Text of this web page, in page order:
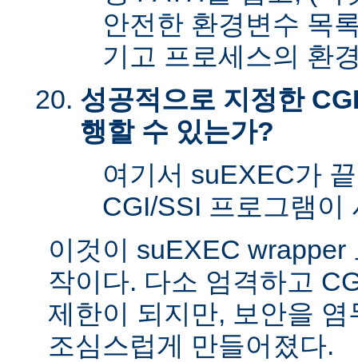
안전한 환경변수 목
기고 프로세스의 환
성공적으로 지정한
행할 수 있는가?
여기서 suEXEC가
CGI/SSI 프로그램이
이것이 suEXEC wrapper
작이다. 다소 엄격하고
제한이 되지만, 보안을
조심스럽게 만들어졌다.